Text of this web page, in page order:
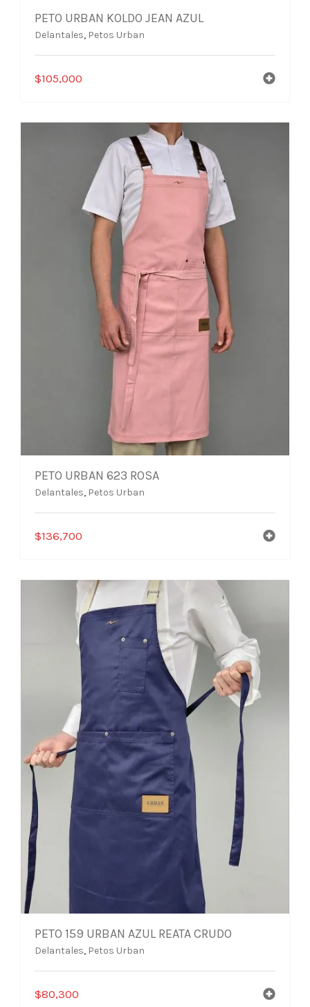
PETO URBAN KOLDO JEAN AZUL
Delantales, Petos Urban
$105,000
PETO URBAN 623 ROSA
Delantales, Petos Urban
$136,700
PETO 159 URBAN AZUL REATA CRUDO
Delantales, Petos Urban
$80,300